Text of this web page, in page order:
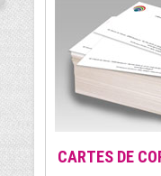
CARTES DE